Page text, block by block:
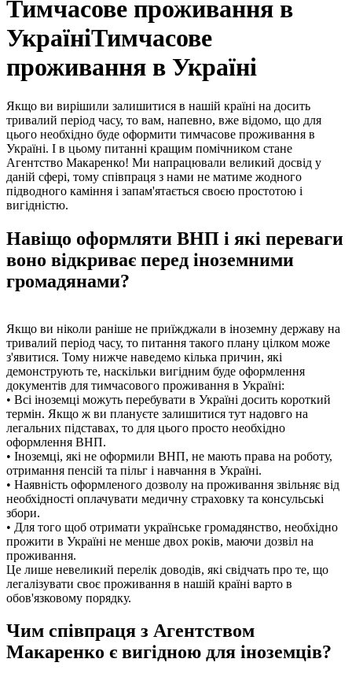
Тимчасове проживання в
УкраїніТимчасове
проживання в Україні
Якщо ви вирішили залишитися в нашій країні на досить
тривалий період часу, то вам, напевно, вже відомо, що для
цього необхідно буде оформити тимчасове проживання в
Україні. І в цьому питанні кращим помічником стане
Агентство Макаренко! Ми напрацювали великий досвід у
даній сфері, тому співпраця з нами не матиме жодного
підводного каміння і запам'ятається своєю простотою і
вигідністю.
Навіщо оформляти ВНП і які переваги
воно відкриває перед іноземними
громадянами?
Якщо ви ніколи раніше не приїжджали в іноземну державу на
тривалий період часу, то питання такого плану цілком може
з'явитися. Тому нижче наведемо кілька причин, які
демонструють те, наскільки вигідним буде оформлення
документів для тимчасового проживання в Україні:
• Всі іноземці можуть перебувати в Україні досить короткий
термін. Якщо ж ви плануєте залишитися тут надовго на
легальних підставах, то для цього просто необхідно
оформлення ВНП.
• Іноземці, які не оформили ВНП, не мають права на роботу,
отримання пенсій та пільг і навчання в Україні.
• Наявність оформленого дозволу на проживання звільняє від
необхідності оплачувати медичну страховку та консульські
збори.
• Для того щоб отримати українське громадянство, необхідно
прожити в Україні не менше двох років, маючи дозвіл на
проживання.
Це лише невеликий перелік доводів, які свідчать про те, що
легалізувати своє проживання в нашій країні варто в
обов'язковому порядку.
Чим співпраця з Агентством
Макаренко є вигідною для іноземців?